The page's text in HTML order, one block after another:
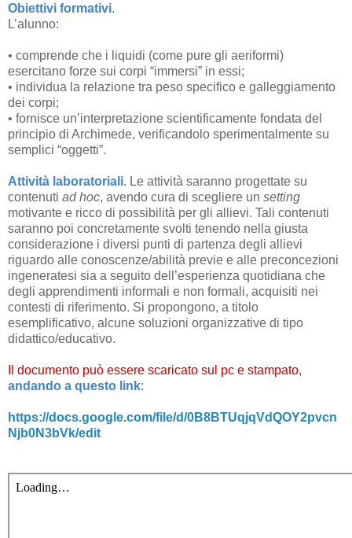
Obiettivi formativi.
L’alunno:
• comprende che i liquidi (come pure gli aeriformi)
esercitano forze sui corpi “immersi” in essi;
• individua la relazione tra peso specifico e galleggiamento
dei corpi;
• fornisce un’interpretazione scientificamente fondata del
principio di Archimede, verificandolo sperimentalmente su
semplici “oggetti”.
Attività laboratoriali. Le attività saranno progettate su
contenuti ad hoc, avendo cura di scegliere un setting
motivante e ricco di possibilità per gli allievi. Tali contenuti
saranno poi concretamente svolti tenendo nella giusta
considerazione i diversi punti di partenza degli allievi
riguardo alle conoscenze/abilità previe e alle preconcezioni
ingeneratesi sia a seguito dell’esperienza quotidiana che
degli apprendimenti informali e non formali, acquisiti nei
contesti di riferimento. Si propongono, a titolo
esemplificativo, alcune soluzioni organizzative di tipo
didattico/educativo.
Il documento può essere scaricato sul pc e stampato,
andando a questo link:
https://docs.google.com/file/d/0B8BTUqjqVdQOY2pvcn
Njb0N3bVk/edit